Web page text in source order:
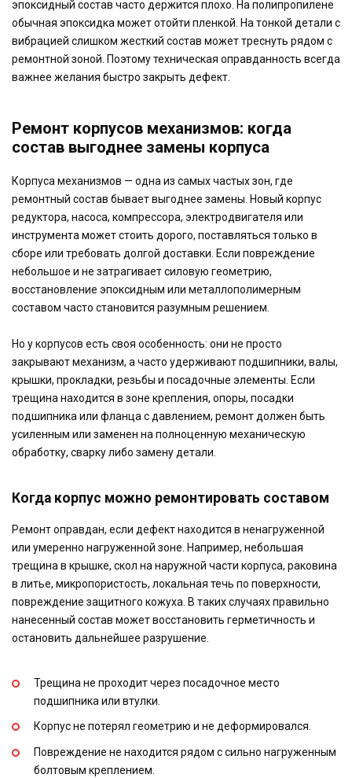
эпоксидный состав часто держится плохо. На полипропилене
обычная эпоксидка может отойти пленкой. На тонкой детали с
вибрацией слишком жесткий состав может треснуть рядом с
ремонтной зоной. Поэтому техническая оправданность всегда
важнее желания быстро закрыть дефект.
Ремонт корпусов механизмов: когда
состав выгоднее замены корпуса
Корпуса механизмов — одна из самых частых зон, где
ремонтный состав бывает выгоднее замены. Новый корпус
редуктора, насоса, компрессора, электродвигателя или
инструмента может стоить дорого, поставляться только в
сборе или требовать долгой доставки. Если повреждение
небольшое и не затрагивает силовую геометрию,
восстановление эпоксидным или металлополимерным
составом часто становится разумным решением.
Но у корпусов есть своя особенность: они не просто
закрывают механизм, а часто удерживают подшипники, валы,
крышки, прокладки, резьбы и посадочные элементы. Если
трещина находится в зоне крепления, опоры, посадки
подшипника или фланца с давлением, ремонт должен быть
усиленным или заменен на полноценную механическую
обработку, сварку либо замену детали.
Когда корпус можно ремонтировать составом
Ремонт оправдан, если дефект находится в ненагруженной
или умеренно нагруженной зоне. Например, небольшая
трещина в крышке, скол на наружной части корпуса, раковина
в литье, микропористость, локальная течь по поверхности,
повреждение защитного кожуха. В таких случаях правильно
нанесенный состав может восстановить герметичность и
остановить дальнейшее разрушение.
Трещина не проходит через посадочное место
подшипника или втулки.
Корпус не потерял геометрию и не деформировался.
Повреждение не находится рядом с сильно нагруженным
болтовым креплением.